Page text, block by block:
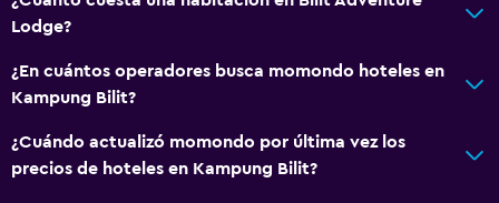
Lodge?
¿En cuántos operadores busca momondo hoteles en
Kampung Bilit?
¿Cuándo actualizó momondo por última vez los
precios de hoteles en Kampung Bilit?